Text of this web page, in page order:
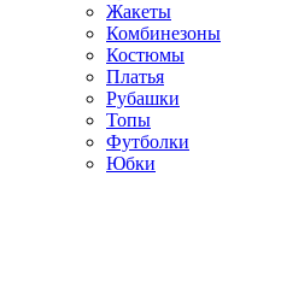
Жакеты
Комбинезоны
Костюмы
Платья
Рубашки
Топы
Футболки
Юбки